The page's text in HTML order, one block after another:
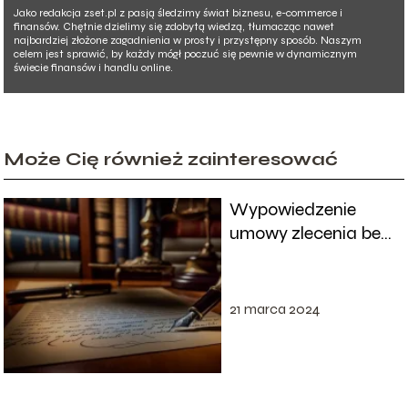
Jako redakcja zset.pl z pasją śledzimy świat biznesu, e-commerce i
finansów. Chętnie dzielimy się zdobytą wiedzą, tłumacząc nawet
najbardziej złożone zagadnienia w prosty i przystępny sposób. Naszym
celem jest sprawić, by każdy mógł poczuć się pewnie w dynamicznym
świecie finansów i handlu online.
Może Cię również zainteresować
Wypowiedzenie
umowy zlecenia bez
21 marca 2024